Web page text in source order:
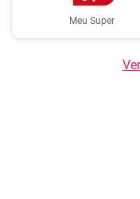
Meu Super